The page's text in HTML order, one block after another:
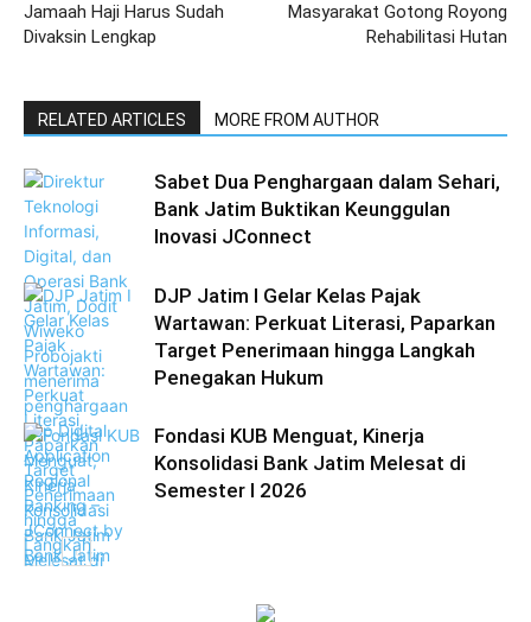
Jamaah Haji Harus Sudah
Divaksin Lengkap
Masyarakat Gotong Royong
Rehabilitasi Hutan
RELATED ARTICLES MORE FROM AUTHOR
Sabet Dua Penghargaan dalam Sehari,
Bank Jatim Buktikan Keunggulan
Inovasi JConnect
DJP Jatim I Gelar Kelas Pajak
Wartawan: Perkuat Literasi, Paparkan
Target Penerimaan hingga Langkah
Penegakan Hukum
Fondasi KUB Menguat, Kinerja
Konsolidasi Bank Jatim Melesat di
Semester I 2026